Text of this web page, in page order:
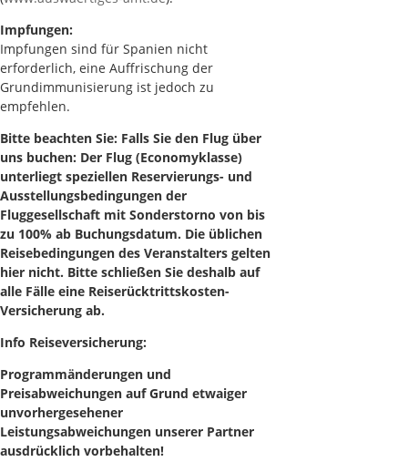
Impfungen:
Impfungen sind für Spanien nicht
erforderlich, eine Auffrischung der
Grundimmunisierung ist jedoch zu
empfehlen.
Bitte beachten Sie: Falls Sie den Flug über
uns buchen: Der Flug (Economyklasse)
unterliegt speziellen Reservierungs- und
Ausstellungsbedingungen der
Fluggesellschaft mit Sonderstorno von bis
zu 100% ab Buchungsdatum. Die üblichen
Reisebedingungen des Veranstalters gelten
hier nicht. Bitte schließen Sie deshalb auf
alle Fälle eine Reiserücktrittskosten-
Versicherung ab.
Info Reiseversicherung:
Programmänderungen und
Preisabweichungen auf Grund etwaiger
unvorhergesehener
Leistungsabweichungen unserer Partner
ausdrücklich vorbehalten!